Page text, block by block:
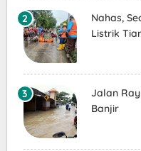
Nahas,
Listrik
Jalan
Banjir